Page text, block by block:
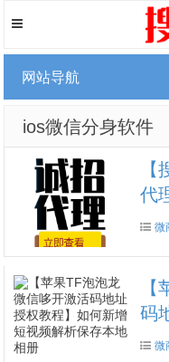
网站导航
ios微信分身软件
代
微
码
视微